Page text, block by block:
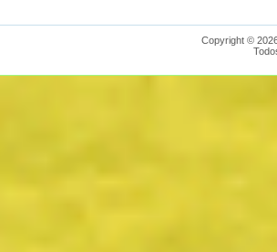
Copyright ©